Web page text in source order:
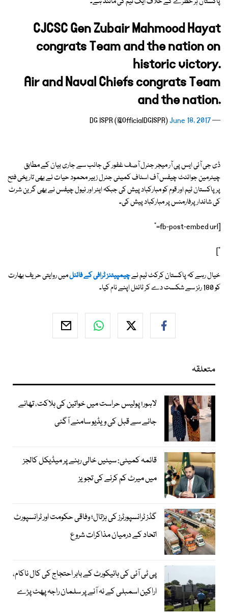
CJCSC Gen Zubair Mahmood Hayat
congrats Team and the nation on
historic victory.
Air and Naval Chiefs congrats Team
and the nation.
— DG ISPR (@OfficialDGISPR)
June 18, 2017
ڈی جی آئی ایس پی آر میجر جنرل آصف غفور کی جانب سے جاری بیان کے مطابق
چیئرمین جوائنٹ چیفس آف اسٹاف کمیٹی جنرل زبیر محمود حیات نے بھی تاریخی فتح
پر پاکستان ٹیم اور قوم کو مبارکباد پیش کی جبکہ ایئر اور نیول چیفس نے بھی گرین شرٹ
کی شاندار پرفارمنس پر مبارکباد پیش کی۔
[fb-post-embed url="
"]
خیال رہے کہ پاکستان کرکٹ ٹیم نےچیمپیئنز ٹرافی کے فائنلمیں روایتی حریف بھارت
کو 180 رنز سے شکست دے کر ٹائٹل اپنے نام کیا۔
متعلقہ
لاہور؛ پولیس حراست میں خواتین کی ہلاکت، تھانے
جانے سے قبل کی ویڈیو سامنے آگئی
قائمہ کمیٹی: سیٹیں خالی رہنے پر میڈیکل کالجز
میں میرٹ کم کرنے کی تجویز
گڈز ٹرانسپورٹرز کی ہڑتال؛ وفاقی حکومت اور ٹرانسپورٹ
اتحاد کے درمیان مذاکرات شروع
پی ٹی آئی کی ہائیکورٹ کے باہر احتجاج کی کال ناکام،
اراکین اسمبلی کے نہ آنے پر سلمان راجہ پھٹ پڑے